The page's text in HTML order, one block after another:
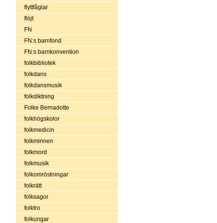
flyttfåglar
flöjt
FN
FN:s barnfond
FN:s barnkonvention
folkbibliotek
folkdans
folkdansmusik
folkdiktning
Folke Bernadotte
folkhögskolor
folkmedicin
folkminnen
folkmord
folkmusik
folkomröstningar
folkrätt
folksagor
folktro
folkungar